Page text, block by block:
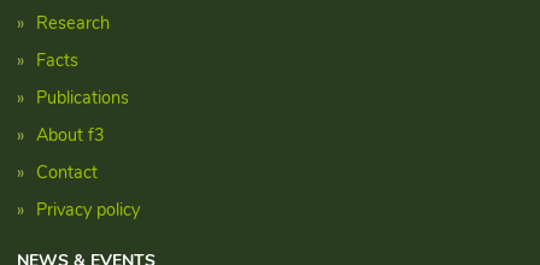
Research
Facts
Publications
About f3
Contact
Privacy policy